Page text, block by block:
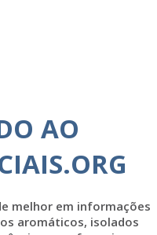
AO
melhor em informações
aromáticos, isolados